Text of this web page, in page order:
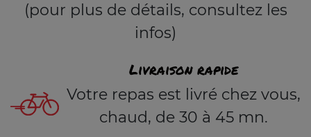
(pour plus de détails, consultez les
infos)
Livraison rapide
Votre repas est livré chez vous,
chaud, de 30 à 45 mn.